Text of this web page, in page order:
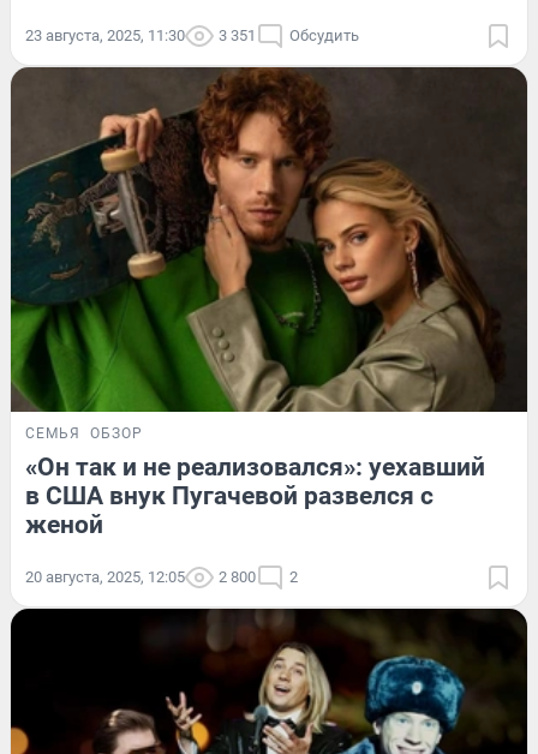
23 августа, 2025, 11:30 3 351 Обсудить
СЕМЬЯ ОБЗОР
«Он так и не реализовался»: уехавший
в США внук Пугачевой развелся с
женой
20 августа, 2025, 12:05 2 800 2